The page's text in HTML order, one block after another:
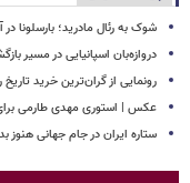
شوک به رئال مادرید؛ بارسلونا
دروازه‌بان اسپانیایی در مسیر
رونمایی از گران‌ترین خرید تاریخ
عکس | استوری مهدی طارمی برای
ستاره ایران در جام جهانی هنوز